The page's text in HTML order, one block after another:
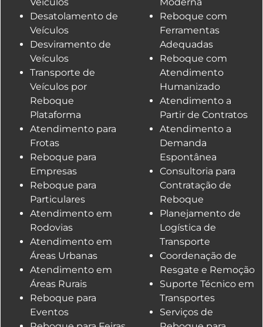
Veículos
Desatolamento de
Veículos
Desviramento de
Veículos
Transporte de
Veículos por
Reboque
Plataforma
Atendimento para
Frotas
Reboque para
Empresas
Reboque para
Particulares
Atendimento em
Rodovias
Atendimento em
Áreas Urbanas
Atendimento em
Áreas Rurais
Reboque para
Eventos
Moderna
Reboque com
Ferramentas
Adequadas
Reboque com
Atendimento
Humanizado
Atendimento a
Partir de Contratos
Atendimento a
Demanda
Espontânea
Consultoria para
Contratação de
Reboque
Planejamento de
Logística de
Transporte
Coordenação de
Resgate e Remoção
Suporte Técnico em
Transportes
Serviços de